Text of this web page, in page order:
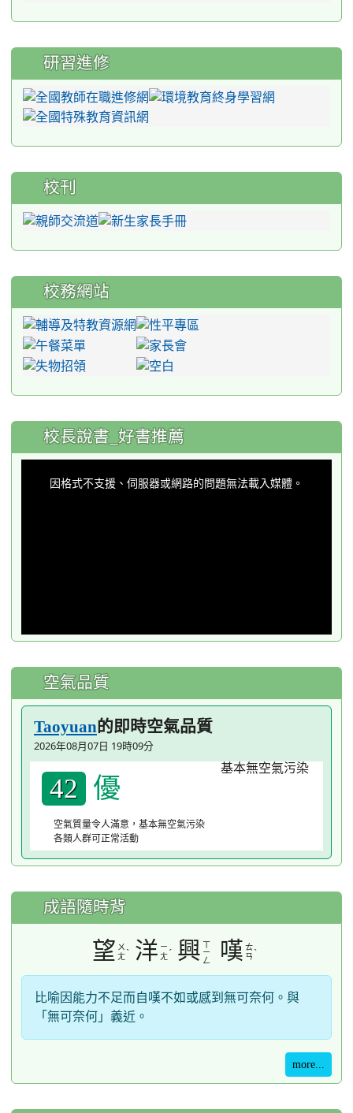
研習進修
校刊
校務網站
:::
校長說書_好書推薦
因格式不支援、伺服器或網路的問題無法載入媒體。
空氣品質
Taoyuan的即時空氣品質
2026年08月07日 19時09分
42 優
空氣質量令人滿意，基本無空氣污染
各類人群可正常活動
成語隨時背
望 ㄨ
ㄤˋ 洋 ㄧ
ㄤˊ 興 ㄒ
ㄧ
ㄥ
嘆 ㄊ
ㄢ ˋ
比喻因能力不足而自嘆不如或感到無可奈何。與
「無可奈何」義近。
more...